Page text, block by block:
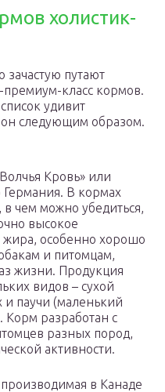
холистик-
путают
премиум-класс кормов.
удивит
он следующим образом.
Кровь» или
В кормах
в чем можно убедиться,
высокое
особенно хорошо
и питомцам,
жизни. Продукция
видов – сухой
паучи (маленький
Корм разработан с
разных пород,
активности.
в Канаде